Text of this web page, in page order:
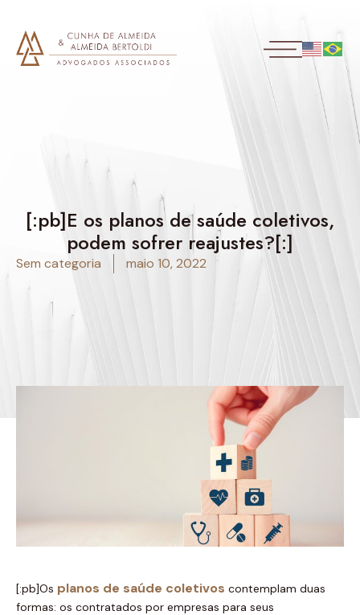
[:pb]E os planos de saúde coletivos,
podem sofrer reajustes?[:]
Sem categoria maio 10, 2022
[:pb]Os planos de saúde coletivos contemplam duas
formas: os contratados por empresas para seus